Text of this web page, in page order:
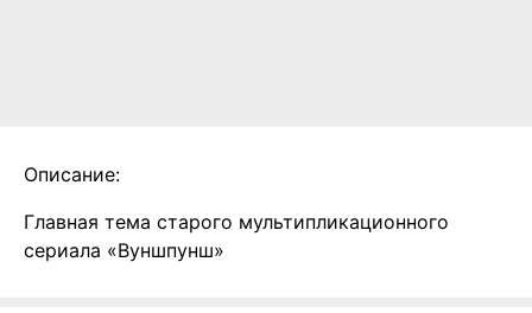
Описание:
Главная тема старого мультипликационного
сериала «Вуншпунш»